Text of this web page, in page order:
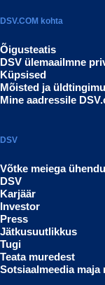
DSV.COM kohta
Õigusteatis
DSV ülemaailmne
Küpsised
Mõisted ja
Mine aadressile
DSV
Võtke meiega
DSV
Karjäär
Investor
Press
Jätkusuutlikkus
Tugi
Teata muredest
Sotsiaalmeedia maja